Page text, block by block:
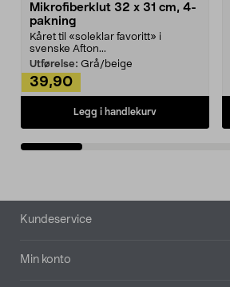
Mikrofiberklut 32 x 31 cm, 4-
pakning
Kåret til «soleklar favoritt» i
svenske Afton...
Utførelse: Grå/beige
39,90
Legg i handlekurv
Bunntekst
Kundeservice
Min konto